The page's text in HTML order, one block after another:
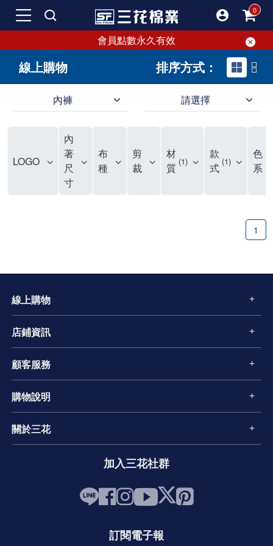
會員點數永久有效
線上購物 排序方式：
內褲 請選擇
LOGO
內
著
尺
寸
布
種
剪
裁
材
質 1
款
式 1
色
系
1
線上購物
店鋪資訊
顧客服務
購物說明
關於三花
加入三花社群
訂閱電子報